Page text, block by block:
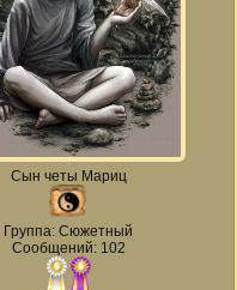
Сын четы Мариц
Группа: Сюжетный
Сообщений: 102